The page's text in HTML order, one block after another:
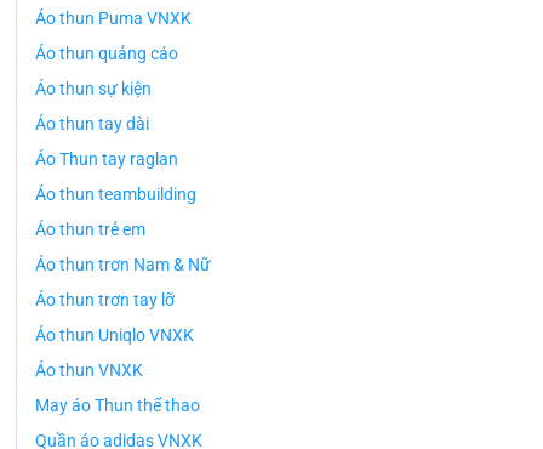
Áo thun Puma VNXK
Áo thun quảng cáo
Áo thun sự kiện
Áo thun tay dài
Áo Thun tay raglan
Áo thun teambuilding
Áo thun trẻ em
Áo thun trơn Nam & Nữ
Áo thun trơn tay lỡ
Áo thun Uniqlo VNXK
Áo thun VNXK
May áo Thun thể thao
Quần áo adidas VNXK